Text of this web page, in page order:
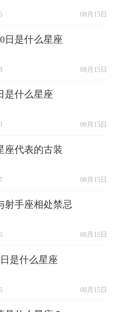
08月15日
日是什么星座
08月15日
是什么星座
08月15日
座代表的古装
08月15日
射手座相处禁忌
08月15日
是什么星座
08月15日